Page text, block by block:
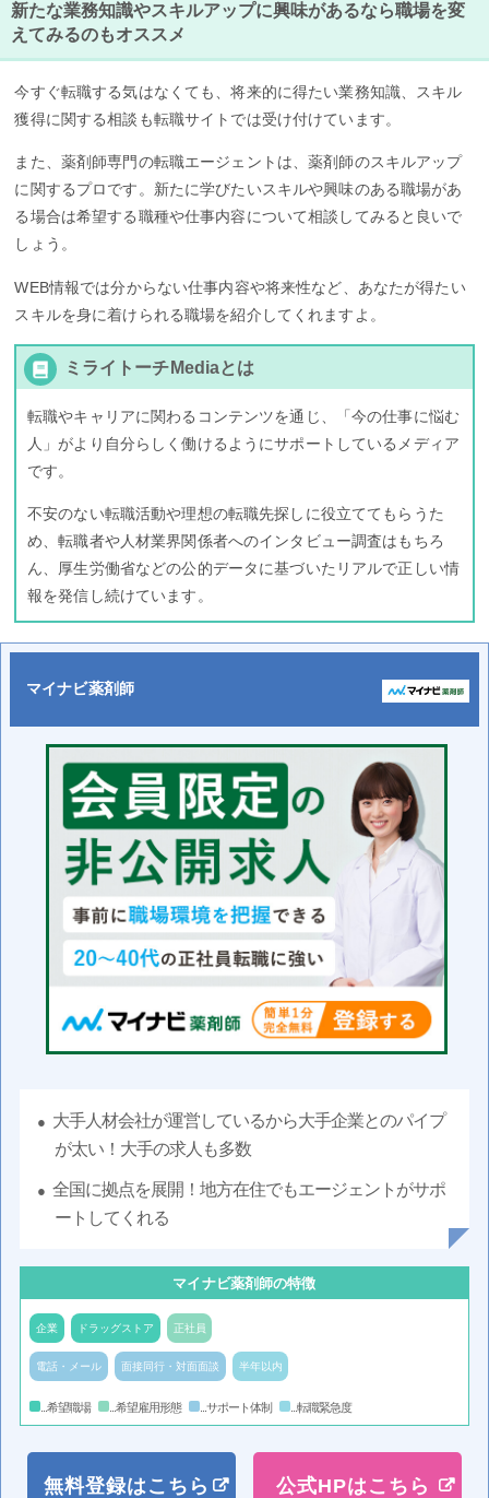
新たな業務知識やスキルアップに興味があるなら職場を変
えてみるのもオススメ
今すぐ転職する気はなくても、将来的に得たい業務知識、スキル
獲得に関する相談も転職サイトでは受け付けています。
また、薬剤師専門の転職エージェントは、薬剤師のスキルアップ
に関するプロです。新たに学びたいスキルや興味のある職場があ
る場合は希望する職種や仕事内容について相談してみると良いで
しょう。
WEB情報では分からない仕事内容や将来性など、あなたが得たい
スキルを身に着けられる職場を紹介してくれますよ。
ミライトーチMediaとは
転職やキャリアに関わるコンテンツを通じ、「今の仕事に悩む
人」がより自分らしく働けるようにサポートしているメディア
です。
不安のない転職活動や理想の転職先探しに役立ててもらうた
め、転職者や人材業界関係者へのインタビュー調査はもちろ
ん、厚生労働省などの公的データに基づいたリアルで正しい情
報を発信し続けています。
マイナビ薬剤師
大手人材会社が運営しているから大手企業とのパイプ
が太い！大手の求人も多数
全国に拠点を展開！地方在住でもエージェントがサポ
ートしてくれる
マイナビ薬剤師の特徴
企業 ドラッグストア 正社員
電話・メール 面接同行・対面面談 半年以内
...希望職場 ...希望雇用形態 ...サポート体制 ...転職緊急度
無料登録はこちら 公式HPはこちら